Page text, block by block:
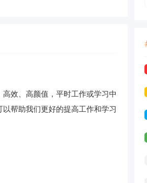
效、高颜值，平时工作或学习中
帮助我们更好的提高工作和学习